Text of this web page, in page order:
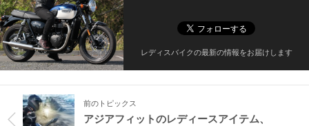
レディスバイクの最新の情報をお届けします
前のトピックス
アジアフィットのレディースアイテム、